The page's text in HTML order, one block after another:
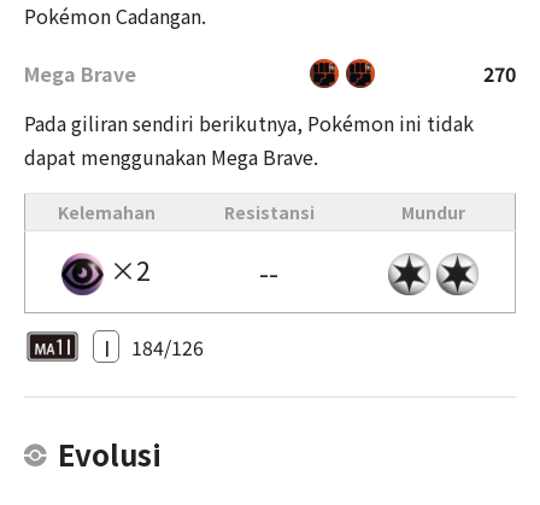
Pokémon Cadangan.
Mega Brave
270
Pada giliran sendiri berikutnya, Pokémon ini tidak
dapat menggunakan Mega Brave.
Kelemahan Resistansi Mundur
×2 --
I 184/126
Evolusi